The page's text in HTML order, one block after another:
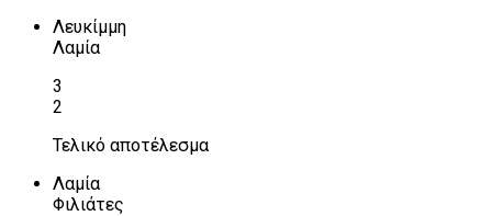
Λευκίμμη
Λαμία
3
2
Τελικό αποτέλεσμα
Λαμία
Φιλιάτες